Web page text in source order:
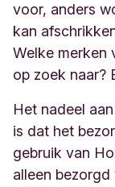
voor, anders
kan
Welke merken
op zoek naar?
Het nadeel
is dat het
gebruik van
alleen